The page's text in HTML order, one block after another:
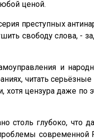
ценой.
преступных
свободу слова,
и
читать
цензура даже
столь глубоко,
современной